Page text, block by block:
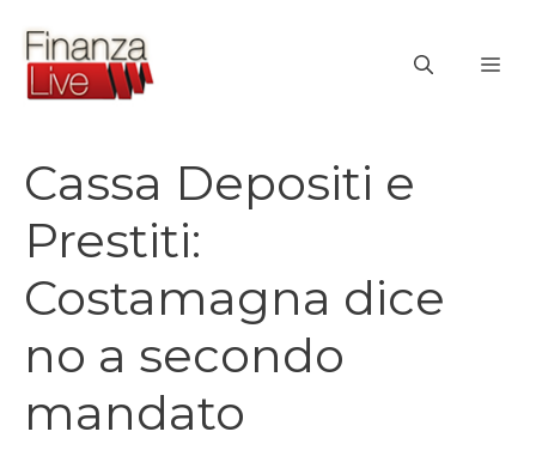
contenuto
Cassa Depositi e
Prestiti:
Costamagna dice
no a secondo
mandato